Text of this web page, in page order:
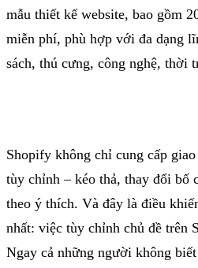
mẫu thiết kế website, bao gồm
miễn phí, phù hợp với đa dạng
sách, thú cưng, công nghệ, thời
Shopify không chỉ cung cấp
tùy chỉnh – kéo thả, thay đổi bố
theo ý thích. Và đây là điều
nhất: việc tùy chỉnh chủ đề trên
Ngay cả những người không